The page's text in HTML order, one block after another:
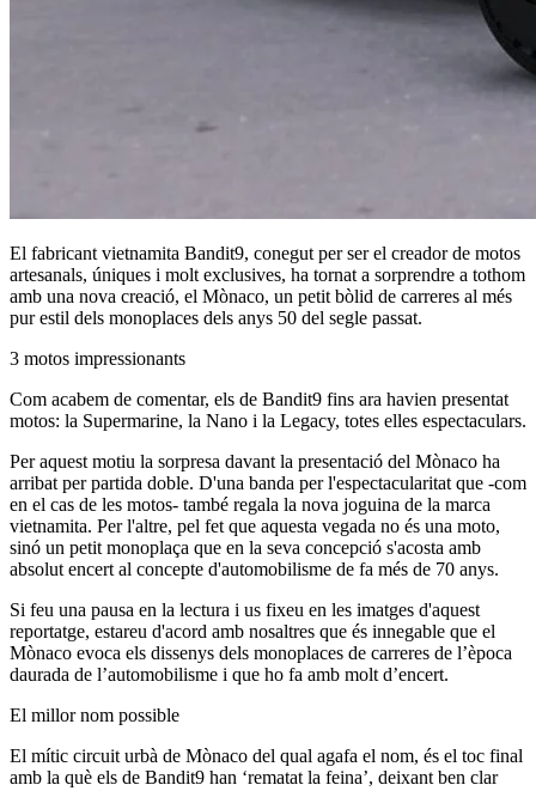
El fabricant vietnamita Bandit9, conegut per ser el creador de motos
artesanals, úniques i molt exclusives, ha tornat a sorprendre a tothom
amb una nova creació, el Mònaco, un petit bòlid de carreres al més
pur estil dels monoplaces dels anys 50 del segle passat.
3 motos impressionants
Com acabem de comentar, els de Bandit9 fins ara havien presentat
motos: la Supermarine, la Nano i la Legacy, totes elles espectaculars.
Per aquest motiu la sorpresa davant la presentació del Mònaco ha
arribat per partida doble. D'una banda per l'espectacularitat que -com
en el cas de les motos- també regala la nova joguina de la marca
vietnamita. Per l'altre, pel fet que aquesta vegada no és una moto,
sinó un petit monoplaça que en la seva concepció s'acosta amb
absolut encert al concepte d'automobilisme de fa més de 70 anys.
Si feu una pausa en la lectura i us fixeu en les imatges d'aquest
reportatge, estareu d'acord amb nosaltres que és innegable que el
Mònaco evoca els dissenys dels monoplaces de carreres de l’època
daurada de l’automobilisme i que ho fa amb molt d’encert.
El millor nom possible
El mític circuit urbà de Mònaco del qual agafa el nom, és el toc final
amb la què els de Bandit9 han ‘rematat la feina’, deixant ben clar